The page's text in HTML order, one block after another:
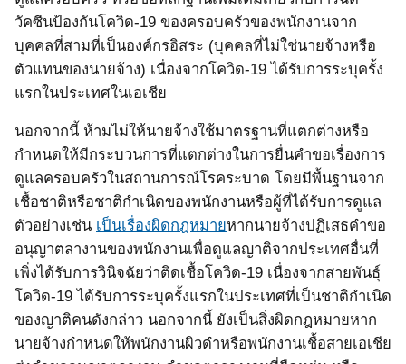
วัคซีนป้องกันโควิด-19 ของครอบครัวของพนักงานจาก
บุคคลที่สามที่เป็นองค์กรอิสระ (บุคคลที่ไม่ใช่นายจ้างหรือ
ตัวแทนของนายจ้าง) เนื่องจากโควิด-19ได้รับการระบุครั้ง
แรกในประเทศในเอเชีย
นอกจากนี้ ห้ามไม่ให้นายจ้างใช้มาตรฐานที่แตกต่างหรือ
กำหนดให้มีกระบวนการที่แตกต่างในการยื่นคำขอเรื่องการ
ดูแลครอบครัวในสถานการณ์โรคระบาด โดยมีพื้นฐานจาก
เชื้อชาติหรือชาติกำเนิดของพนักงานหรือผู้ที่ได้รับการดูแล
ตัวอย่างเช่น เป็นเรื่องผิดกฎหมายหากนายจ้างปฏิเสธคำขอ
อนุญาตลางานของพนักงานเพื่อดูแลญาติจากประเทศอื่นที่
เพิ่งได้รับการวินิจฉัยว่าติดเชื้อโควิด-19 เนื่องจากสายพันธุ์
โควิด-19ได้รับการระบุครั้งแรกในประเทศที่เป็นชาติกำเนิด
ของญาติคนดังกล่าว นอกจากนี้ ยังเป็นสิ่งผิดกฎหมายหาก
นายจ้างกำหนดให้พนักงานผิวดำหรือพนักงานเชื้อสายเอเชีย